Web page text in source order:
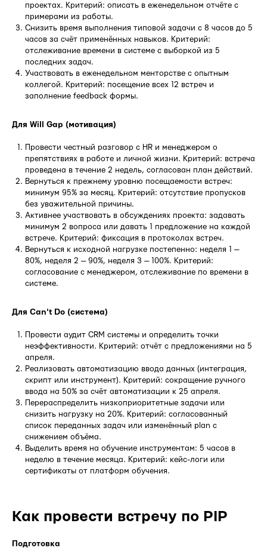
проектах. Критерий: описать в еженедельном отчёте с
примерами из работы.
Снизить время выполнения типовой задачи с 8 часов до 5
часов за счёт применённых навыков. Критерий:
отслеживание времени в системе с выборкой из 5
последних задач.
Участвовать в еженедельном менторстве с опытным
коллегой. Критерий: посещение всех 12 встреч и
заполнение feedback формы.
Для Will Gap (мотивация)
Провести честный разговор с HR и менеджером о
препятствиях в работе и личной жизни. Критерий: встреча
проведена в течение 2 недель, согласован план действий.
Вернуться к прежнему уровню посещаемости встреч:
минимум 95% за месяц. Критерий: отсутствие пропусков
без уважительной причины.
Активнее участвовать в обсуждениях проекта: задавать
минимум 2 вопроса или давать 1 предложение на каждой
встрече. Критерий: фиксация в протоколах встреч.
Вернуться к исходной нагрузке постепенно: неделя 1 —
80%, неделя 2 — 90%, неделя 3 — 100%. Критерий:
согласование с менеджером, отслеживание по времени в
системе.
Для Can't Do (система)
Провести аудит CRM системы и определить точки
неэффективности. Критерий: отчёт с предложениями на 5
апреля.
Реализовать автоматизацию ввода данных (интеграция,
скрипт или инструмент). Критерий: сокращение ручного
ввода на 50% за счёт автоматизации к 25 апреля.
Перераспределить низкоприоритетные задачи или
снизить нагрузку на 20%. Критерий: согласованный
список переданных задач или изменённый plan с
снижением объёма.
Выделить время на обучение инструментам: 5 часов в
неделю в течение месяца. Критерий: кейс-логи или
сертификаты от платформ обучения.
Как провести встречу по PIP
Подготовка